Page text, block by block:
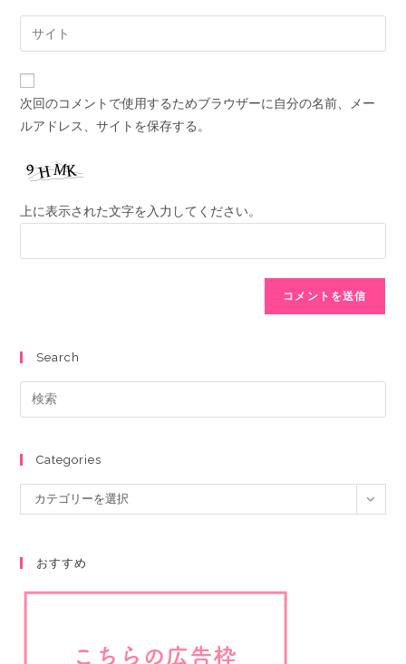
次回のコメントで使用するためブラウザーに自分の名前、メー
ルアドレス、サイトを保存する。
上に表示された文字を入力してください。
Search
Categories
カテゴリーを選択
おすすめ